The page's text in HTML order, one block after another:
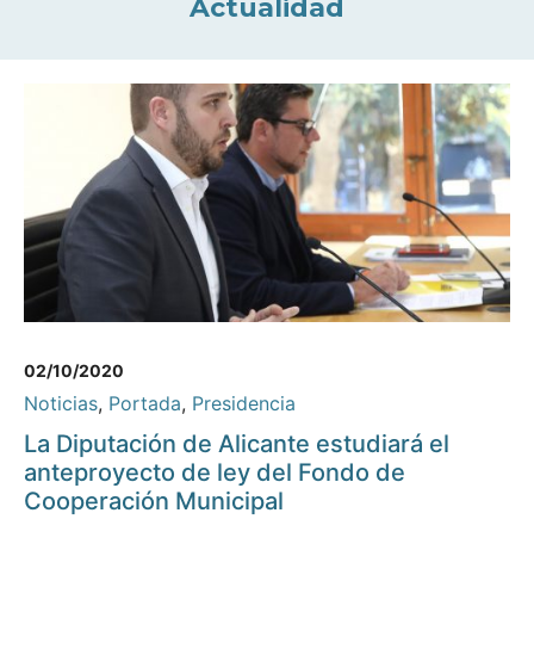
Actualidad
02/10/2020
Noticias, Portada, Presidencia
La Diputación de Alicante estudiará el
anteproyecto de ley del Fondo de
Cooperación Municipal